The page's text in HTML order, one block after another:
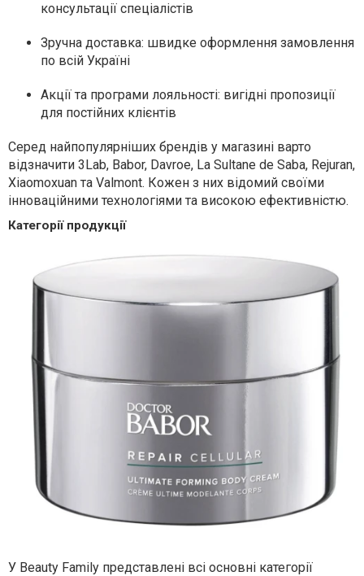
консультації спеціалістів
Зручна доставка: швидке оформлення замовлення
по всій Україні
Акції та програми лояльності: вигідні пропозиції
для постійних клієнтів
Серед найпопулярніших брендів у магазині варто
відзначити 3Lab, Babor, Davroe, La Sultane de Saba, Rejuran,
Xiaomoxuan та Valmont. Кожен з них відомий своїми
інноваційними технологіями та високою ефективністю.
Категорії продукції
У Beauty Family представлені всі основні категорії